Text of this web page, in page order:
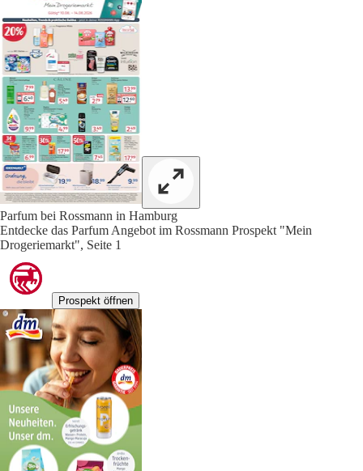
Parfum bei Rossmann in Hamburg
Entdecke das Parfum Angebot im Rossmann Prospekt "Mein
Drogeriemarkt", Seite 1
Prospekt öffnen